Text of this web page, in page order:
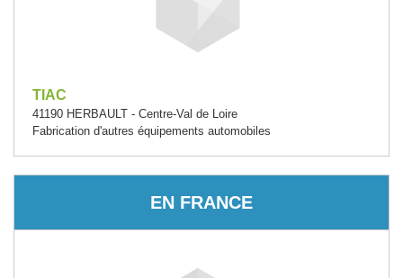
TIAC
41190 HERBAULT - Centre-Val de Loire
Fabrication d'autres équipements automobiles
EN FRANCE